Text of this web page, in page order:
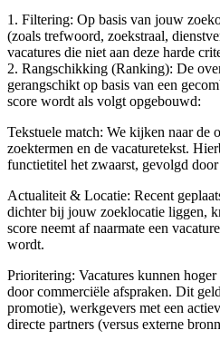
1. Filtering: Op basis van jouw
(zoals trefwoord, zoekstraal,
vacatures die niet aan deze harde
2. Rangschikking (Ranking): De
gerangschikt op basis van een
score wordt als volgt opgebouwd:
Tekstuele match: We kijken naar de
zoektermen en de vacaturetekst.
functietitel het zwaarst, gevolgd
Actualiteit & Locatie: Recent
dichter bij jouw zoeklocatie liggen,
score neemt af naarmate een
wordt.
Prioritering: Vacatures kunnen
door commerciële afspraken. Dit
promotie), werkgevers met een
directe partners (versus externe